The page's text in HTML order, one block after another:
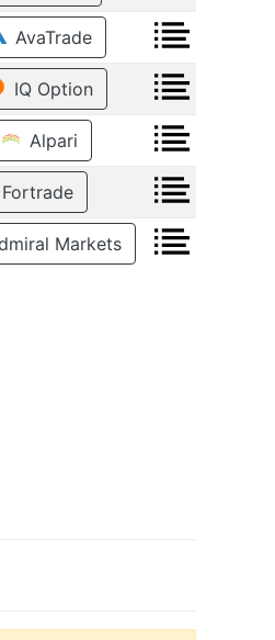
AvaTrade
IQ Option
Alpari
Fortrade
Markets